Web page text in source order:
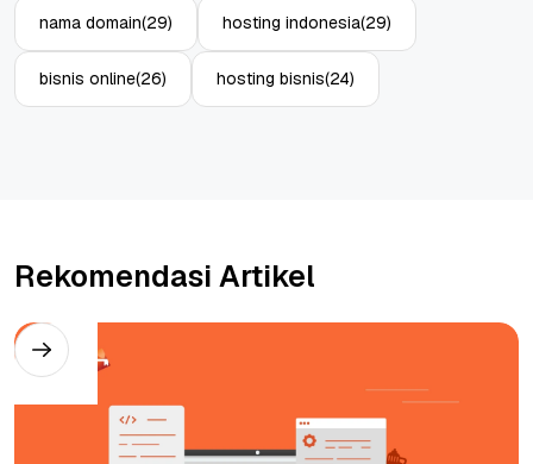
nama domain(29) hosting indonesia(29)
bisnis online(26) hosting bisnis(24)
Rekomendasi Artikel